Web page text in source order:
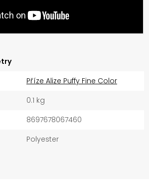
Příze Alize Puffy Fine Color
0.1 kg
8697678067460
Polyester